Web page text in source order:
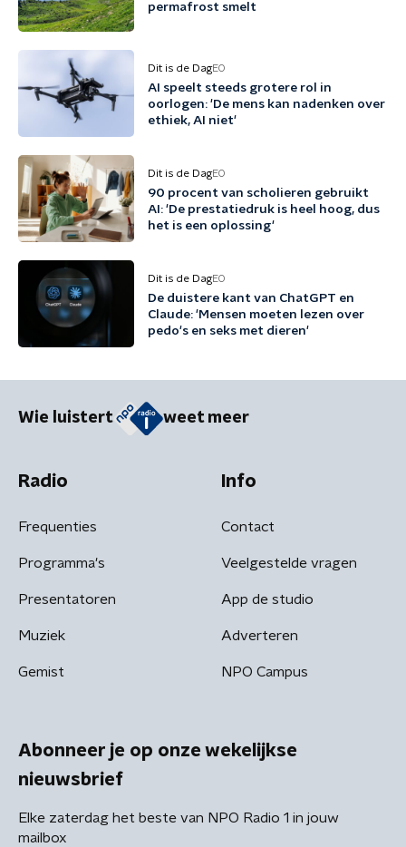
permafrost smelt
Dit is de DagEO
AI speelt steeds grotere rol in
oorlogen: 'De mens kan nadenken over
ethiek, AI niet'
Dit is de DagEO
90 procent van scholieren gebruikt
AI: 'De prestatiedruk is heel hoog, dus
het is een oplossing'
Dit is de DagEO
De duistere kant van ChatGPT en
Claude: 'Mensen moeten lezen over
pedo's en seks met dieren'
Wie luistert weet meer
Radio
Frequenties
Programma's
Presentatoren
Muziek
Gemist
Info
Contact
Veelgestelde vragen
App de studio
Adverteren
NPO Campus
Abonneer je op onze wekelijkse
nieuwsbrief
Elke zaterdag het beste van NPO Radio 1 in jouw
mailbox